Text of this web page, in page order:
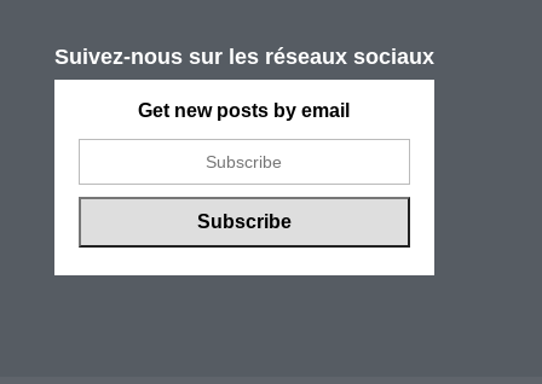
Suivez-nous sur les réseaux sociaux
Get new posts by email